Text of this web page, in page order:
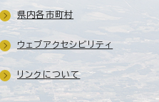
県内各市町村
ウェブアクセシビリティ
リンクについて